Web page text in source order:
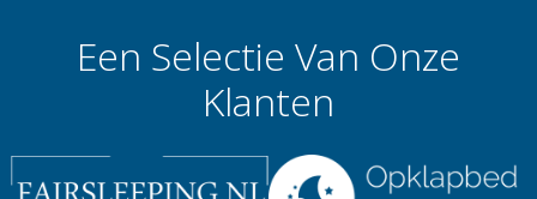
Een Selectie Van Onze
Klanten